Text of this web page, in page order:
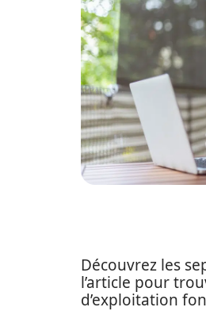
Découvrez les
l’article pour
d’exploitation